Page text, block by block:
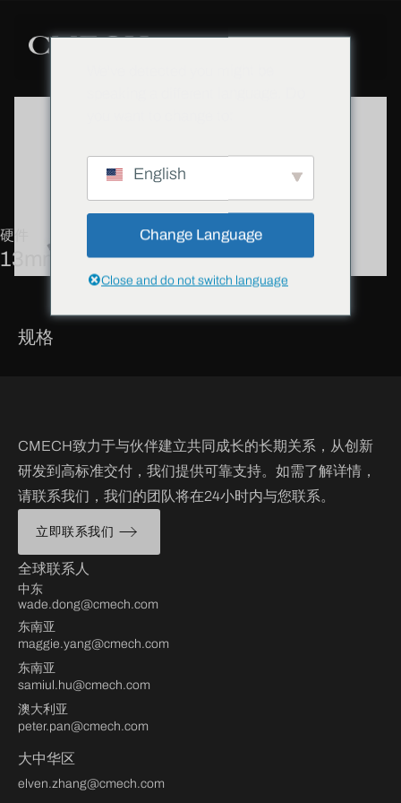
硬件
13mm方轴传动器
规格
CMECH致力于与伙伴建立共同成长的长期关系，从创新
研发到高标准交付，我们提供可靠支持。如需了解详情，
请联系我们，我们的团队将在24小时内与您联系。
立即联系我们
全球联系人
中东
wade.dong@cmech.com
东南亚
maggie.yang@cmech.com
东南亚
samiul.hu@cmech.com
澳大利亚
peter.pan@cmech.com
大中华区
elven.zhang@cmech.com
English
Change Language
Close and do not switch language